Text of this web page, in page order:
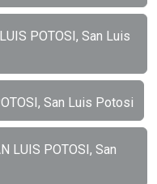
POTOSI, San Luis
San Luis Potosi
LUIS POTOSI, San